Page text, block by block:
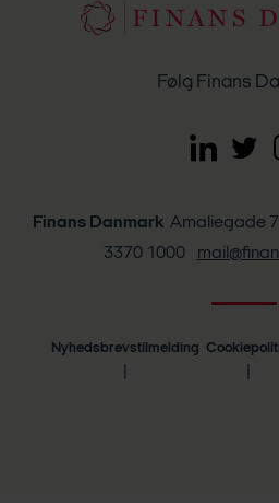
Følg Finans
Finans DanmarkAmaliegade 7
3370 1000
Nyhedsbrevstilmelding